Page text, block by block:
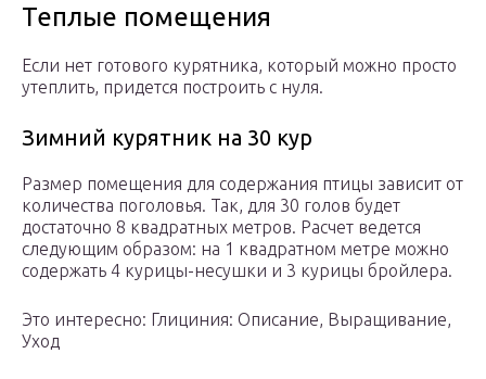
Теплые помещения
Если нет готового курятника, который можно просто
утеплить, придется построить с нуля.
Зимний курятник на 30 кур
Размер помещения для содержания птицы зависит от
количества поголовья. Так, для 30 голов будет
достаточно 8 квадратных метров. Расчет ведется
следующим образом: на 1 квадратном метре можно
содержать 4 курицы-несушки и 3 курицы бройлера.
Это интересно: Глициния: Описание, Выращивание,
Уход